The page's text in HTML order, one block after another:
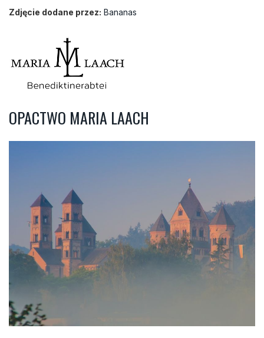
Zdjęcie dodane przez: Bananas
OPACTWO MARIA LAACH